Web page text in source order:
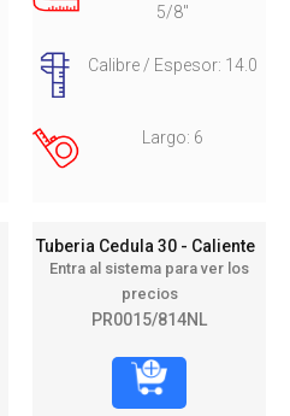
5/8"
Calibre / Espesor: 14.0
Largo: 6
Tuberia Cedula 30 - Caliente
Entra al sistema para ver los
precios
PR0015/814NL